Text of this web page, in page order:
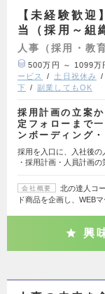
【未経験歓
当（採用～組
人事（採用・教
500万円 ～ 1099万
ービス
土日祝休み
下
副業してもOK
採用計画の立案
定フォローまで
ンボーディング
採用を入口に、入社後
・採用計画・人員計画
会社概要
北の達人コ
ド商品を企画し、WEB
興